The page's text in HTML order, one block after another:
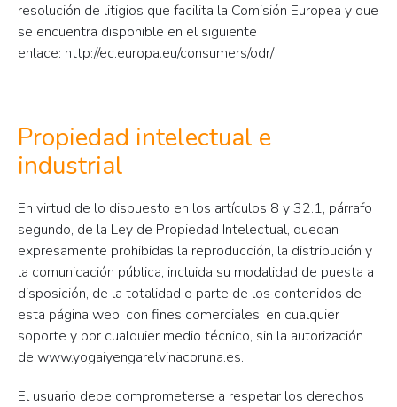
resolución de litigios que facilita la Comisión Europea y que
se encuentra disponible en el siguiente
enlace: http://ec.europa.eu/consumers/odr/
Propiedad intelectual e
industrial
En virtud de lo dispuesto en los artículos 8 y 32.1, párrafo
segundo, de la Ley de Propiedad Intelectual, quedan
expresamente prohibidas la reproducción, la distribución y
la comunicación pública, incluida su modalidad de puesta a
disposición, de la totalidad o parte de los contenidos de
esta página web, con fines comerciales, en cualquier
soporte y por cualquier medio técnico, sin la autorización
de www.yogaiyengarelvinacoruna.es.
El usuario debe comprometerse a respetar los derechos